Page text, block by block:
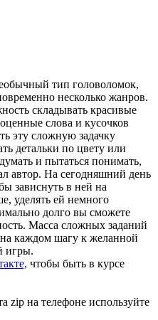
тип головоломок,
несколько жанров.
складывать красивые
слова и кусочков
эту сложную задачку
детальки по цвету или
и пытаться понимать,
автор. На сегодняшний день
зависнуть в ней на
уделять ей немного
долго вы сможете
Масса сложных заданий
на каждом шагу к желанной
игры.
чтобы быть в курсе
zip на телефоне используйте